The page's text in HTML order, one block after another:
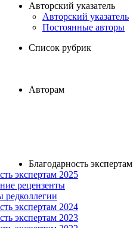
Авторский указатель
Авторский указатель
Постоянные авторы
Список рубрик
Авторам
Благодарность экспертам
экспертам 2025
рецензенты
редколлегии
экспертам 2024
экспертам 2023